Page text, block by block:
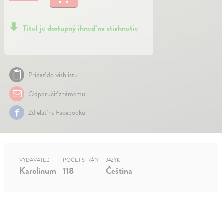
Titul je dostupný ihneď na stiahnutie
Pridať do wishlistu
Odporučiť známemu
Zdielať na Facebooku
VYDAVATEĽ
Karolinum
POČET STRÁN
118
JAZYK
Čeština